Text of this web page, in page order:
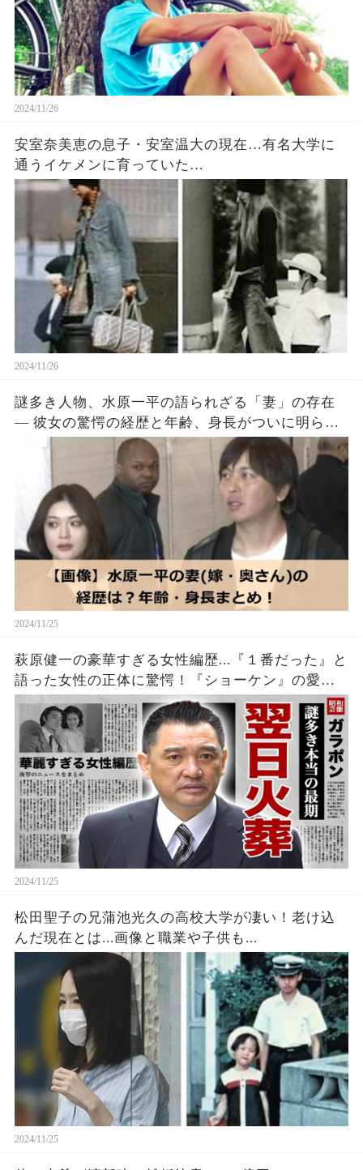
2024/11/26
安室奈美恵の息子・安室温大の現在…有名大学に
通うイケメンに育っていた…
2024/11/26
謎多き人物、水原一平の語られざる「妻」の存在
― 彼女の驚愕の経歴と年齢、身長がついに明らか
2024/11/25
萩原健一の豪華すぎる女性編歴...『１番だった』と
語った女性の正体に驚愕！『ショーケン』の愛称
で有名な俳優の４度の逮捕歴...死後翌日に火葬され
た理由に言葉を失う！
2024/11/25
松田聖子の兄蒲池光久の高校大学が凄い！老け込
んだ現在とは...画像と職業や子供も...
2024/11/25